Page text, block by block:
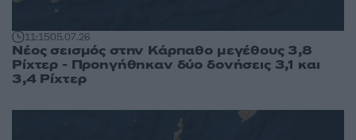
11:1505.07.26
Νέος σεισμός στην Κάρπαθο μεγέθους 3,8
Ρίχτερ - Προηγήθηκαν δύο δονήσεις 3,1 και
3,4 Ρίχτερ